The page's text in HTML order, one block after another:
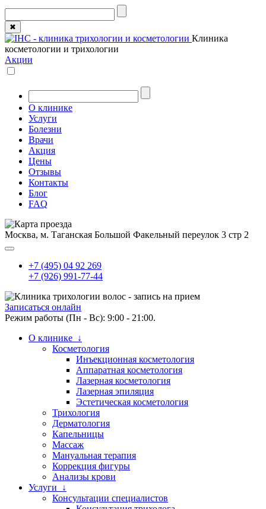
✖
Клиника
косметологии и трихологии
Акции
О клинике
Услуги
Болезни
Врачи
Акция
Цены
Отзывы
Контакты
Блог
FAQ
Москва, м. Таганская Большой Факельный переулок 3 стр 2
+7 (495) 04 92 269
+7 (926) 991-77-44
Записаться онлайн
Режим работы (Пн - Вс): 9:00 - 21:00.
О клинике ↓
Косметология
Инъекционная косметология
Аппаратная косметология
Лазерная косметология
Лазерная эпиляция
Эстетическая косметология
Трихология
Дерматология
Капельницы
Массаж
Мануальная терапия
Коррекция фигуры
Анализы крови
Услуги ↓
Консультации специалистов